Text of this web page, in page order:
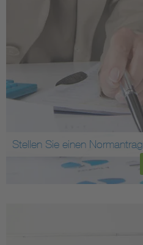
Stellen Sie einen Normantrag